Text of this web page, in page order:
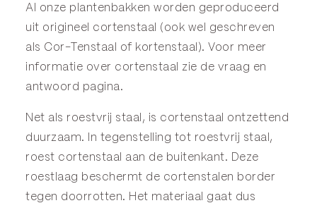
Al onze plantenbakken worden geproduceerd
uit origineel cortenstaal (ook wel geschreven
als Cor-Tenstaal of kortenstaal). Voor meer
informatie over cortenstaal zie de vraag en
antwoord pagina.
Net als roestvrij staal, is cortenstaal ontzettend
duurzaam. In tegenstelling tot roestvrij staal,
roest cortenstaal aan de buitenkant. Deze
roestlaag beschermt de cortenstalen border
tegen doorrotten. Het materiaal gaat dus